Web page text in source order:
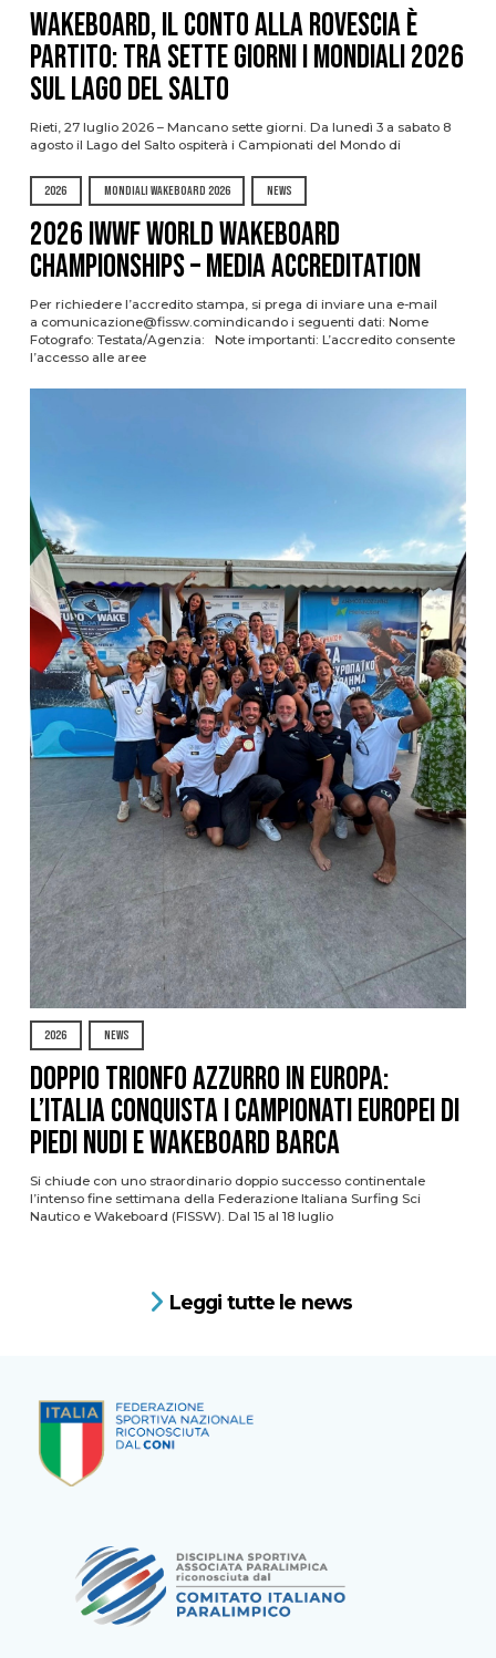
Wakeboard, il conto alla rovescia è
partito: tra sette giorni i Mondiali 2026
sul Lago del Salto
Rieti, 27 luglio 2026 – Mancano sette giorni. Da lunedì 3 a sabato 8
agosto il Lago del Salto ospiterà i Campionati del Mondo di
2026 MONDIALI WAKEBOARD 2026 NEWS
2026 IWWF WORLD WAKEBOARD
CHAMPIONSHIPS – MEDIA ACCREDITATION
Per richiedere l’accredito stampa, si prega di inviare una e-mail
a comunicazione@fissw.comindicando i seguenti dati: Nome
Fotografo: Testata/Agenzia: Note importanti: L’accredito consente
l’accesso alle aree
2026 NEWS
DOPPIO TRIONFO AZZURRO IN EUROPA:
L’ITALIA CONQUISTA I CAMPIONATI EUROPEI DI
PIEDI NUDI E WAKEBOARD BARCA
Si chiude con uno straordinario doppio successo continentale
l’intenso fine settimana della Federazione Italiana Surfing Sci
Nautico e Wakeboard (FISSW). Dal 15 al 18 luglio
Leggi tutte le news